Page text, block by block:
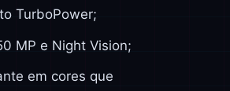
TurboPower;
MP e Night Vision;
em cores que